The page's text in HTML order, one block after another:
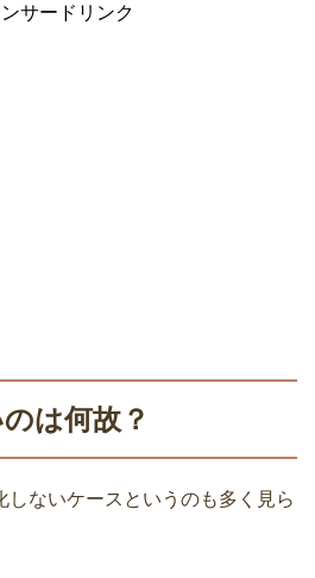
サードリンク
は何故？
しないケースというのも多く見ら